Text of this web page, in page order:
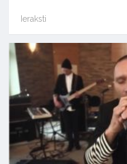
Ieraksti